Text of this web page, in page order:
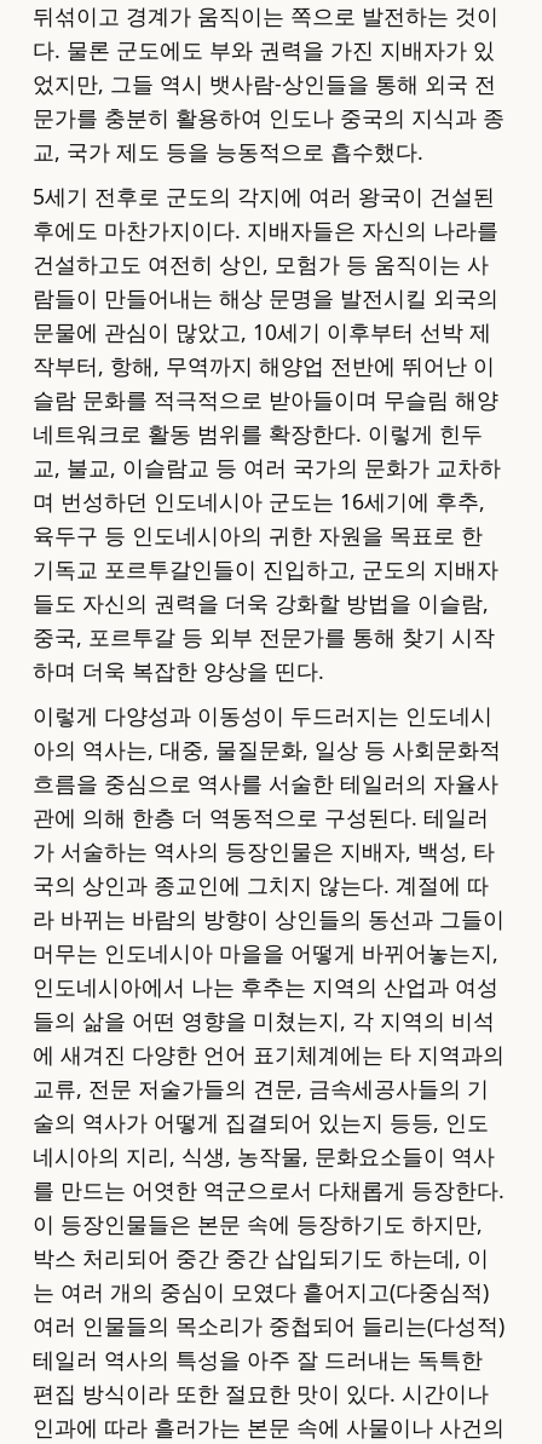
뒤섞이고 경계가 움직이는 쪽으로 발전하는 것이
다. 물론 군도에도 부와 권력을 가진 지배자가 있
었지만, 그들 역시 뱃사람-상인들을 통해 외국 전
문가를 충분히 활용하여 인도나 중국의 지식과 종
교, 국가 제도 등을 능동적으로 흡수했다.
5세기 전후로 군도의 각지에 여러 왕국이 건설된
후에도 마찬가지이다. 지배자들은 자신의 나라를
건설하고도 여전히 상인, 모험가 등 움직이는 사
람들이 만들어내는 해상 문명을 발전시킬 외국의
문물에 관심이 많았고, 10세기 이후부터 선박 제
작부터, 항해, 무역까지 해양업 전반에 뛰어난 이
슬람 문화를 적극적으로 받아들이며 무슬림 해양
네트워크로 활동 범위를 확장한다. 이렇게 힌두
교, 불교, 이슬람교 등 여러 국가의 문화가 교차하
며 번성하던 인도네시아 군도는 16세기에 후추,
육두구 등 인도네시아의 귀한 자원을 목표로 한
기독교 포르투갈인들이 진입하고, 군도의 지배자
들도 자신의 권력을 더욱 강화할 방법을 이슬람,
중국, 포르투갈 등 외부 전문가를 통해 찾기 시작
하며 더욱 복잡한 양상을 띤다.
이렇게 다양성과 이동성이 두드러지는 인도네시
아의 역사는, 대중, 물질문화, 일상 등 사회문화적
흐름을 중심으로 역사를 서술한 테일러의 자율사
관에 의해 한층 더 역동적으로 구성된다. 테일러
가 서술하는 역사의 등장인물은 지배자, 백성, 타
국의 상인과 종교인에 그치지 않는다. 계절에 따
라 바뀌는 바람의 방향이 상인들의 동선과 그들이
머무는 인도네시아 마을을 어떻게 바뀌어놓는지,
인도네시아에서 나는 후추는 지역의 산업과 여성
들의 삶을 어떤 영향을 미쳤는지, 각 지역의 비석
에 새겨진 다양한 언어 표기체계에는 타 지역과의
교류, 전문 저술가들의 견문, 금속세공사들의 기
술의 역사가 어떻게 집결되어 있는지 등등, 인도
네시아의 지리, 식생, 농작물, 문화요소들이 역사
를 만드는 어엿한 역군으로서 다채롭게 등장한다.
이 등장인물들은 본문 속에 등장하기도 하지만,
박스 처리되어 중간 중간 삽입되기도 하는데, 이
는 여러 개의 중심이 모였다 흩어지고(다중심적)
여러 인물들의 목소리가 중첩되어 들리는(다성적)
테일러 역사의 특성을 아주 잘 드러내는 독특한
편집 방식이라 또한 절묘한 맛이 있다. 시간이나
인과에 따라 흘러가는 본문 속에 사물이나 사건의